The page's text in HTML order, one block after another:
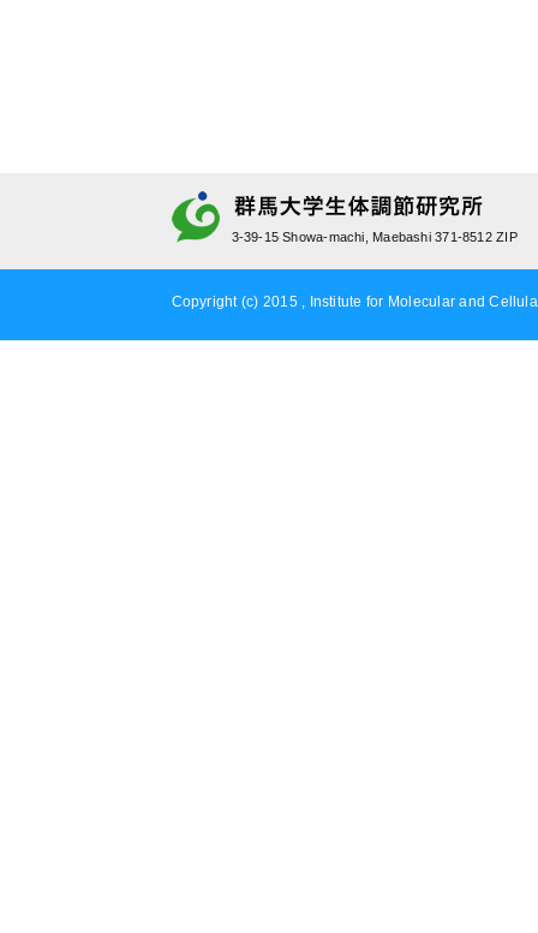
3-39-15 Showa-machi, Maebashi 371-8512 ZIP
Copyright (c) 2015 , Institute for Molecular and